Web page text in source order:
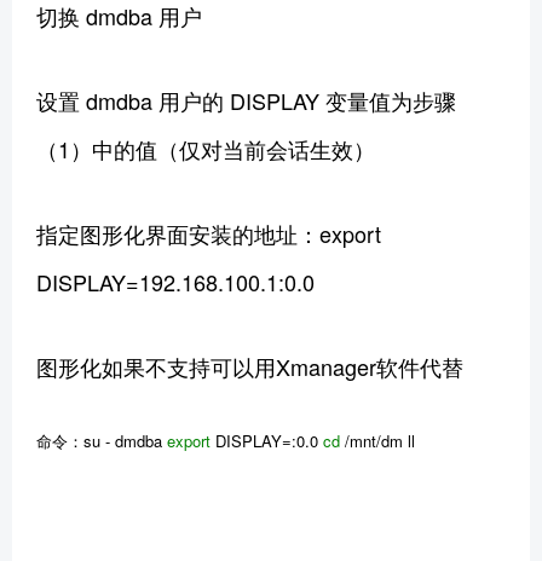
切换 dmdba 用户
设置 dmdba 用户的 DISPLAY 变量值为步骤
（1）中的值（仅对当前会话生效）
指定图形化界面安装的地址：export
DISPLAY=192.168.100.1:0.0
图形化如果不支持可以用Xmanager软件代替
命令：su - dmdba export DISPLAY=:0.0 cd /mnt/dm ll